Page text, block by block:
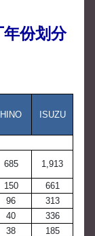
份划分
HINO ISUZU
685 1,913
150
661
96
313
40
336
38
185